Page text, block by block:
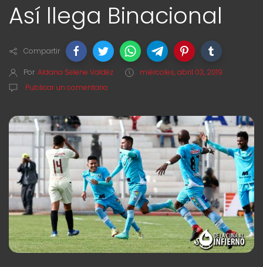
Así llega Binacional
Compartir
Por Aldana Selene Valdéz
miércoles, abril 03, 2019
Publicar un comentario